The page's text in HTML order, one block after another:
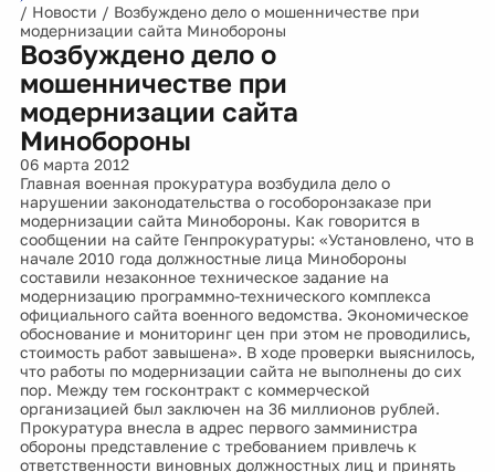
/ Новости / Возбуждено дело о мошенничестве при
модернизации сайта Минобороны
Возбуждено дело о
мошенничестве при
модернизации сайта
Минобороны
06 марта 2012
Главная военная прокуратура возбудила дело о
нарушении законодательства о гособоронзаказе при
модернизации сайта Минобороны. Как говорится в
сообщении на сайте Генпрокуратуры: «Установлено, что в
начале 2010 года должностные лица Минобороны
составили незаконное техническое задание на
модернизацию программно-технического комплекса
официального сайта военного ведомства. Экономическое
обоснование и мониторинг цен при этом не проводились,
стоимость работ завышена». В ходе проверки выяснилось,
что работы по модернизации сайта не выполнены до сих
пор. Между тем госконтракт с коммерческой
организацией был заключен на 36 миллионов рублей.
Прокуратура внесла в адрес первого замминистра
обороны представление с требованием привлечь к
ответственности виновных должностных лиц и принять